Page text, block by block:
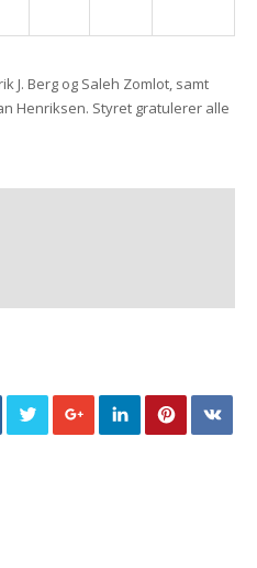
J. Berg og Saleh Zomlot, samt
Henriksen. Styret gratulerer alle